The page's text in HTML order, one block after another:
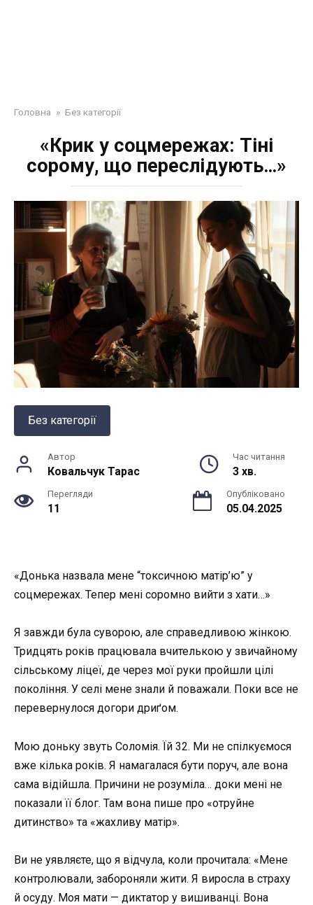
Головна » Без категорії
«Крик у соцмережах: Тіні
сорому, що переслідують…»
Без категорії
Автор
Ковальчук Тарас
Час читання
3 хв.
Перегляди
11
Опубліковано
05.04.2025
«Донька назвала мене “токсичною матір’ю” у
соцмережах. Тепер мені соромно вийти з хати…»
Я завжди була суворою, але справедливою жінкою.
Тридцять років працювала вчителькою у звичайному
сільському ліцеї, де через мої руки пройшли цілі
покоління. У селі мене знали й поважали. Поки все не
перевернулося догори дриґом.
Мою доньку звуть Соломія. Їй 32. Ми не спілкуємося
вже кілька років. Я намагалася бути поруч, але вона
сама відійшла. Причини не розуміла… доки мені не
показали її блог. Там вона пише про «отруйне
дитинство» та «жахливу матір».
Ви не уявляєте, що я відчула, коли прочитала: «Мене
контролювали, забороняли жити. Я виросла в страху
й осуду. Моя мати — диктатор у вишиванці. Вона